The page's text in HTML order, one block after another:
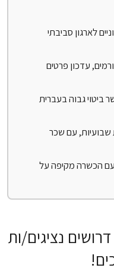
לארגון סביבתי
עדכון פרטים
ביטוי גבוה בעברית
מהבית, 20 שעות שבועיות, עם שכר
הכשרה מקיפה על
נציגים/ות